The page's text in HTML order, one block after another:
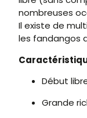
nombreuses
Il existe de
les fandangos
Début
Grande